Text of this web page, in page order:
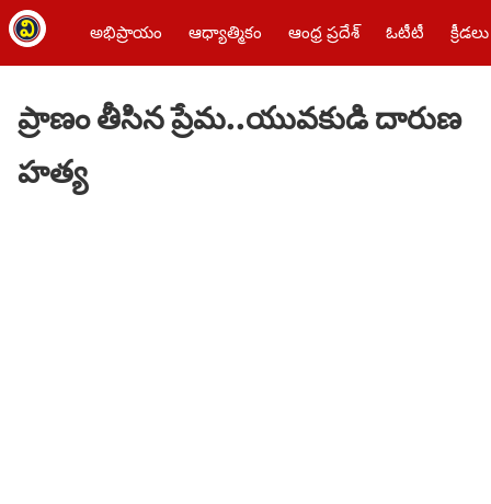
అభిప్రాయం ఆధ్యాత్మికం ఆంధ్ర ప్రదేశ్ ఓటీటీ క్రీడలు
ప్రాణం తీసిన ప్రేమ..యువకుడి దారుణ
హత్య